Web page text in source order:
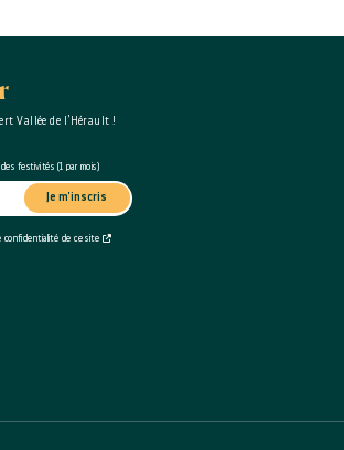
Vallée de l’Hérault !
festivités (1 par mois)
confidentialité de ce site
Je m'inscris